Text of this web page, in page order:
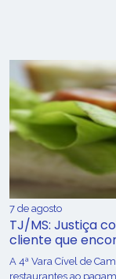
7 de agosto
TJ/MS: Justiça
cliente que
A 4ª Vara Cível de
restaurantes ao